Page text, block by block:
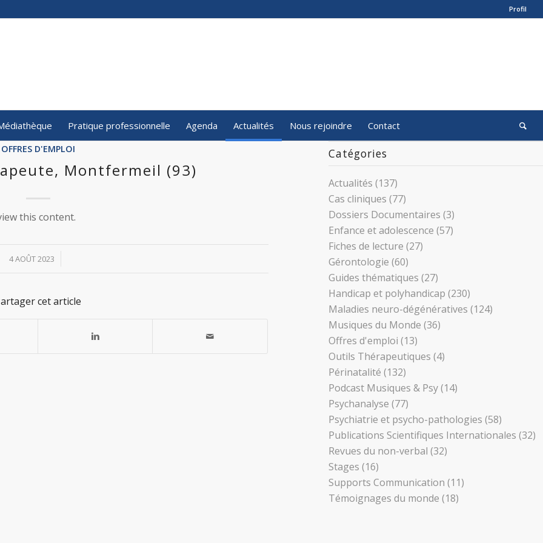
Profil
Pratique professionnelle Agenda Actualités Nous rejoindre Contact
OFFRES D'EMPLOI
Montfermeil (93)
this content.
4 AOÛT 2023
/
cet article
Catégories
Actualités (137)
Cas cliniques (77)
Dossiers Documentaires (3)
Enfance et adolescence (57)
Fiches de lecture (27)
Gérontologie (60)
Guides thématiques (27)
Handicap et polyhandicap (230)
Maladies neuro-dégénératives (124)
Musiques du Monde (36)
Offres d'emploi (13)
Outils Thérapeutiques (4)
Périnatalité (132)
Podcast Musiques & Psy(14)
Psychanalyse (77)
Psychiatrie et psycho-pathologies (58)
Publications Scientifiques Internationales (32)
Revues du non-verbal (32)
Stages (16)
Supports Communication (11)
Témoignages du monde (18)